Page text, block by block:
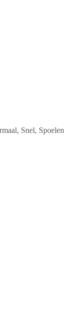
Snel, Spoelen